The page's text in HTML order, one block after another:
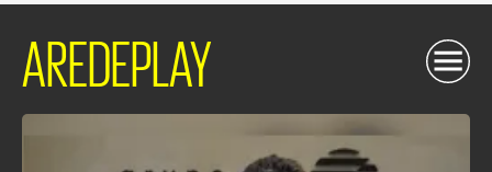
AREDEPLAY